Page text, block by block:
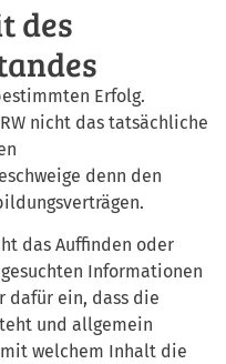
des
Erfolg.
nicht das tatsächliche
denn den
das Auffinden oder
Informationen
dafür ein, dass die
und allgemein
welchem Inhalt die